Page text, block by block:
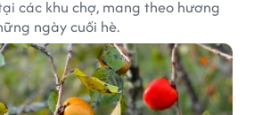
các khu chợ, mang theo hương
ngày cuối hè.